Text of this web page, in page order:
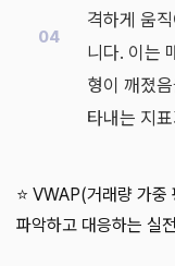
격하게 움
니다. 이는
형이 깨졌
타내는 지
⭐ VWAP(거래량 가중
파악하고 대응하는 실